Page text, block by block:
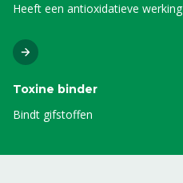
Heeft een antioxidatieve werking
Toxine binder
Bindt gifstoffen